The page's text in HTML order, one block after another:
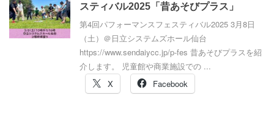
スティバル2025「昔あそびプラス」
第4回パフォーマンスフェスティバル2025 3月8日
（土）＠日立システムズホール仙台
https://www.sendaiycc.jp/p-fes 昔あそびプラスを紹
介します。 児童館や商業施設での ...
X
Facebook